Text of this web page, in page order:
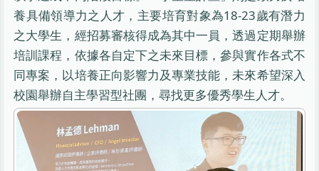
養具備領導力之人才，主要培育對象為18-23歲有潛力
之大學生，經招募審核得成為其中一員，透過定期舉辦
培訓課程，依據各自定下之未來目標，參與實作各式不
同專案，以培養正向影響力及專業技能，未來希望深入
校園舉辦自主學習型社團，尋找更多優秀學生人才。